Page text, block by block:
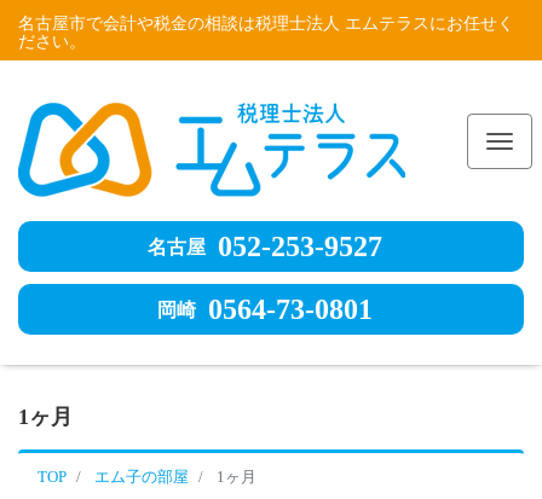
名古屋市で会計や税金の相談は税理士法人 エムテラスにお任せく
ださい。
名古屋 052-253-9527
岡崎 0564-73-0801
1ヶ月
TOP エム子の部屋 1ヶ月